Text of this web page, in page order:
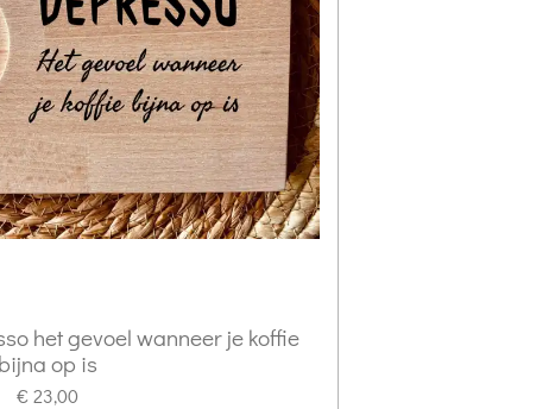
het gevoel wanneer je koffie
bijna op is
€ 23,00